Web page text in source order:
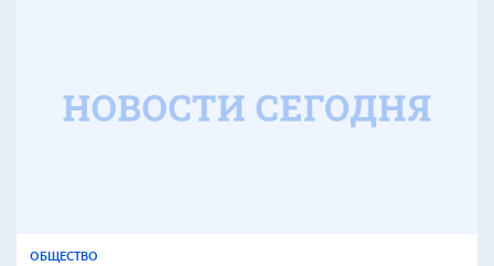
ОБЩЕСТВО